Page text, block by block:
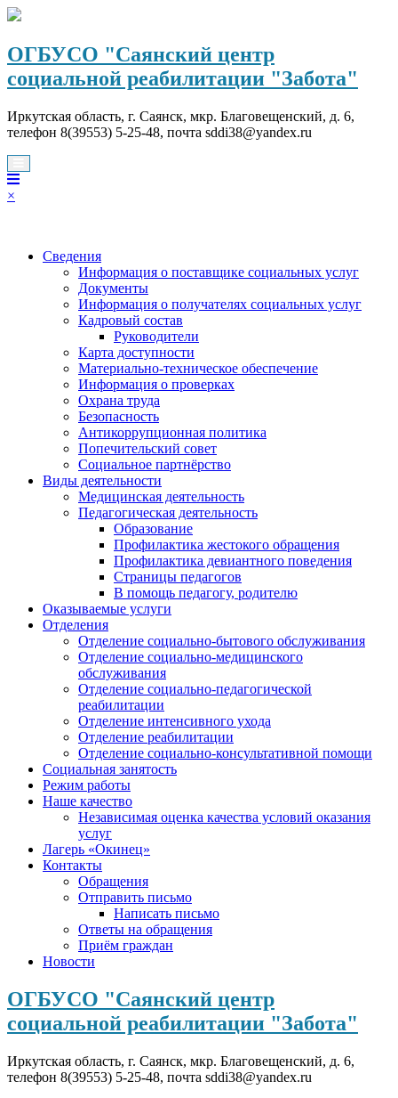
Перейти
содержимому
ОГБУСО "Саянский центр
социальной реабилитации "Забота"
Иркутская область, г. Саянск, мкр. Благовещенский, д. 6,
телефон 8(39553) 5-25-48, почта sddi38@yandex.ru
×
Сведения
Информация о поставщике социальных услуг
Документы
Информация о получателях социальных услуг
Кадровый состав
Руководители
Карта доступности
Материально-техническое обеспечение
Информация о проверках
Охрана труда
Безопасность
Антикоррупционная политика
Попечительский совет
Социальное партнёрство
Виды деятельности
Медицинская деятельность
Педагогическая деятельность
Образование
Профилактика жестокого обращения
Профилактика девиантного поведения
Страницы педагогов
В помощь педагогу, родителю
Оказываемые услуги
Отделения
Отделение социально-бытового обслуживания
Отделение социально-медицинского
обслуживания
Отделение социально-педагогической
реабилитации
Отделение интенсивного ухода
Отделение реабилитации
Отделение социально-консультативной помощи
Социальная занятость
Режим работы
Наше качество
Независимая оценка качества условий оказания
услуг
Лагерь «Окинец»
Контакты
Обращения
Отправить письмо
Написать письмо
Ответы на обращения
Приём граждан
Новости
ОГБУСО "Саянский центр
социальной реабилитации "Забота"
Иркутская область, г. Саянск, мкр. Благовещенский, д. 6,
телефон 8(39553) 5-25-48, почта sddi38@yandex.ru